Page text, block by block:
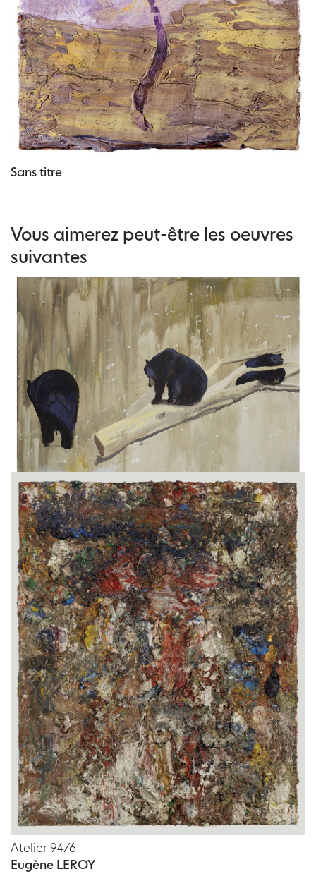
Sans titre
Vous aimerez peut-être les oeuvres
suivantes
La fosse aux ours
Gilles AILLAUD
Atelier 94/6
Eugène LEROY